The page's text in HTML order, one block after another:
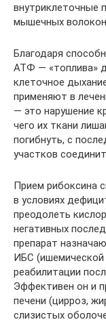
внутриклеточные
мышечных
Благодаря
АТФ — «топлива»
клеточное
применяют в
— это нарушение
чего их ткани
погибнуть, с
участков
Прием рибоксина
в условиях
преодолеть
негативных
препарат
ИБС (ишемической
реабилитации
Эффективен он и
печени (цирроз,
слизистых